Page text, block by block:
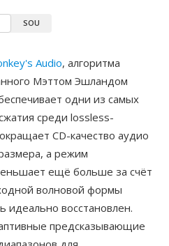
SOU
Audio, алгоритма
Мэттом Эшландом
одни из самых
среди lossless-
CD-качество аудио
а режим
ещё больше за счёт
волновой формы
идеально восстановлен.
предсказывающие